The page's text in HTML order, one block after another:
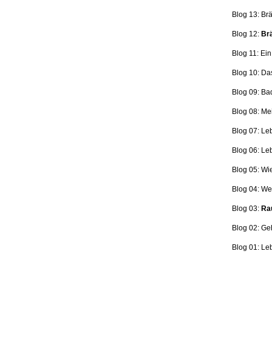
Blog 13:
Blog 12:
Blog 11:
Blog 10:
Blog 09:
Blog 08:
Blog 07:
Blog 06:
Blog 05:
Blog 04:
Blog 03:
Blog 02:
Blog 01: